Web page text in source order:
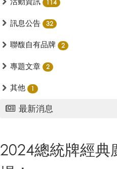
114
訊息公告 32
聯馥自有品牌 2
專題文章 2
其他 1
最新消息
2024總統牌經典